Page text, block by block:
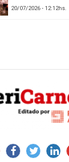
20/07/2026 - 12:12hs.